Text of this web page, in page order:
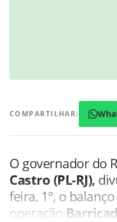
COMPARTILHAR:
O governador do
Castro (PL-RJ),
feira, 1º, o
operação